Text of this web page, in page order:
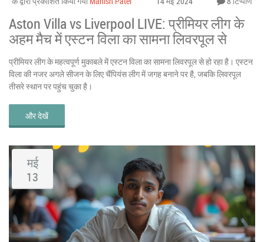
Aston Villa vs Liverpool LIVE: प्रीमियर लीग के
अहम मैच में एस्टन विला का सामना लिवरपूल से
प्रीमियर लीग के महत्वपूर्ण मुकाबले में एस्टन विला का सामना लिवरपूल से हो रहा है। एस्टन
विला की नजर अगले सीजन के लिए चैंपियंस लीग में जगह बनाने पर है, जबकि लिवरपूल
तीसरे स्थान पर पहुंच चुका है।
और देखें
मई
13